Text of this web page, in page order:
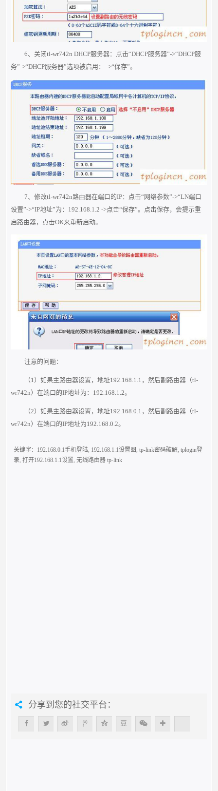
6、关闭tl-wr742n DHCP服务器：点击“DHCP服务器”->“DHCP服
务”->“DHCP服务器”选项被启用：- >“保存”。
7、修改tl-wr742n路由器在端口的IP：点击“网络参数”->“LN端口
设置”->“IP地址”为：192.168.1.2 ->点击“保存”。点击保存，会提示重
启路由器，点击OK来重新启动。
注意的问题：
（1）如果主路由器设置，地址192.168.1.1，然后副路由器（tl-
wr742n）在端口的IP地址为：192.168.1.2。
（2）如果主路由器设置，地址192.168.0.1，然后副路由器（tl-
wr742n）在端口的IP地址为192.168.0.2。
关键字： 192.168.0.1手机登陆, 192.168.1.1设置图,tp-link密码破解,tplogin登
录,打开192.168.1.1设置,无线路由器 tp-link
分享到您的社交平台：